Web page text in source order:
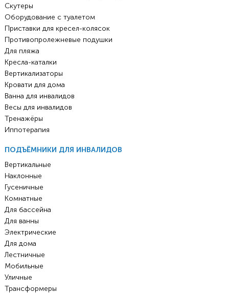
Скутеры
Оборудование с туалетом
Приставки для кресел-колясок
Противопролежневые подушки
Для пляжа
Кресла-каталки
Вертикализаторы
Кровати для дома
Ванна для инвалидов
Весы для инвалидов
Тренажёры
Иппотерапия
ПОДЪЁМНИКИ ДЛЯ ИНВАЛИДОВ
Вертикальные
Наклонные
Гусеничные
Комнатные
Для бассейна
Для ванны
Электрические
Для дома
Лестничные
Мобильные
Уличные
Трансформеры